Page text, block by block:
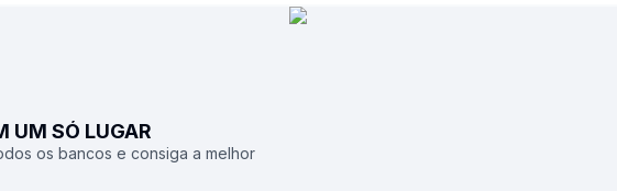
UM SÓ LUGAR
os bancos e consiga a melhor